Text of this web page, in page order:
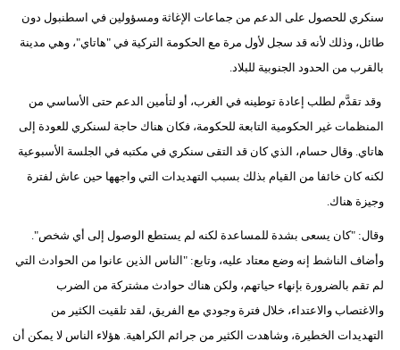
سنكري للحصول على الدعم من جماعات الإغاثة ومسؤولين في اسطنبول دون
طائل، وذلك لأنه قد سجل لأول مرة مع الحكومة التركية في "هاتاي"، وهي مدينة
بالقرب من الحدود الجنوبية للبلاد.
وقد تقدَّم لطلب إعادة توطينه في الغرب، أو لتأمين الدعم حتى الأساسي من
المنظمات غير الحكومية التابعة للحكومة، فكان هناك حاجة لسنكري للعودة إلى
هاتاي. وقال حسام، الذي كان قد التقى سنكري في مكتبه في الجلسة الأسبوعية
لكنه كان خائفا من القيام بذلك بسبب التهديدات التي واجهها حين عاش لفترة
وجيزة هناك.
وقال: "كان يسعى بشدة للمساعدة لكنه لم يستطع الوصول إلى أي شخص".
وأضاف الناشط إنه وضع معتاد عليه، وتابع: "الناس الذين عانوا من الحوادث التي
لم تقم بالضرورة بإنهاء حياتهم، ولكن هناك حوادث مشتركة من الضرب
والاغتصاب والاعتداء، خلال فترة وجودي مع الفريق، لقد تلقيت الكثير من
التهديدات الخطيرة، وشاهدت الكثير من جرائم الكراهية. هؤلاء الناس لا يمكن أن